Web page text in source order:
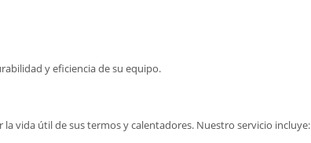
y eficiencia de su equipo.
vida útil de sus termos y calentadores. Nuestro servicio incluye: